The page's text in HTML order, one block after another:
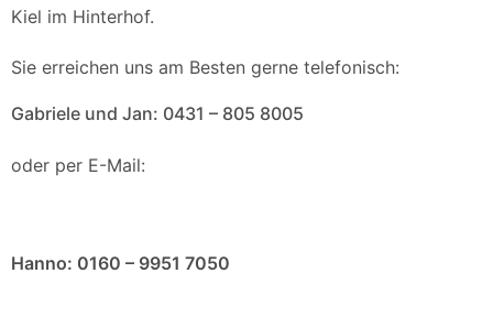
Kiel im Hinterhof.
Sie erreichen uns am Besten gerne telefonisch:
Gabriele und Jan: 0431 – 805 8005
oder per E-Mail:
Hanno: 0160 – 9951 7050